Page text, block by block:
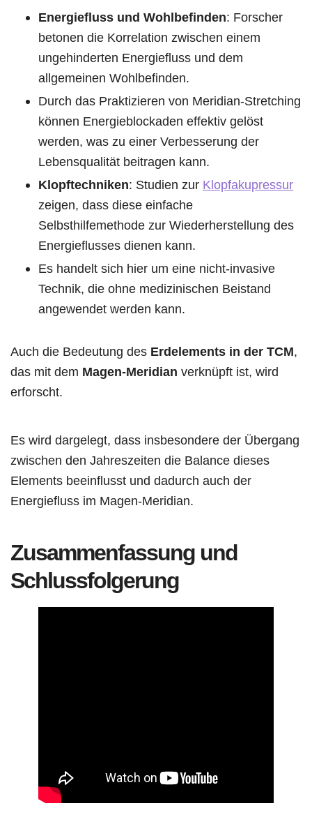
Energiefluss und Wohlbefinden: Forscher
betonen die Korrelation zwischen einem
ungehinderten Energiefluss und dem
allgemeinen Wohlbefinden.
Durch das Praktizieren von Meridian-Stretching
können Energieblockaden effektiv gelöst
werden, was zu einer Verbesserung der
Lebensqualität beitragen kann.
Klopftechniken: Studien zur Klopfakupressur
zeigen, dass diese einfache
Selbsthilfemethode zur Wiederherstellung des
Energieflusses dienen kann.
Es handelt sich hier um eine nicht-invasive
Technik, die ohne medizinischen Beistand
angewendet werden kann.
Auch die Bedeutung des Erdelements in der TCM,
das mit dem Magen-Meridian verknüpft ist, wird
erforscht.
Es wird dargelegt, dass insbesondere der Übergang
zwischen den Jahreszeiten die Balance dieses
Elements beeinflusst und dadurch auch der
Energiefluss im Magen-Meridian.
Zusammenfassung und
Schlussfolgerung